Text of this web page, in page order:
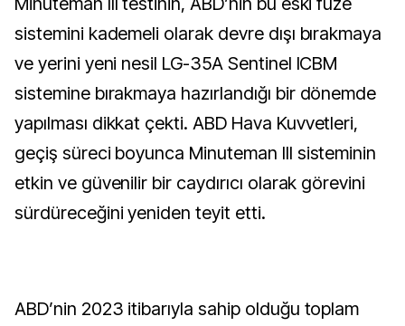
sistemini kademeli olarak devre dışı bırakmaya
ve yerini yeni nesil LG-35A Sentinel ICBM
sistemine bırakmaya hazırlandığı bir dönemde
yapılması dikkat çekti. ABD Hava Kuvvetleri,
geçiş süreci boyunca Minuteman III sisteminin
etkin ve güvenilir bir caydırıcı olarak görevini
sürdüreceğini yeniden teyit etti.
ABD’nin 2023 itibarıyla sahip olduğu toplam